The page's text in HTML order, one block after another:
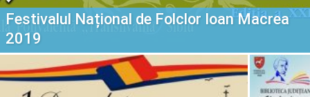
Festivalul Național de Folclor Ioan Macrea
2019